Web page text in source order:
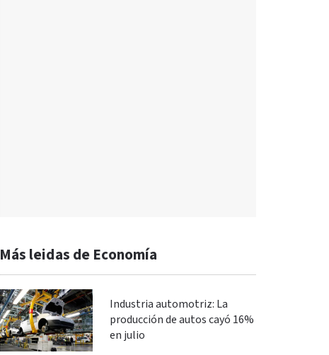
Más leidas de Economía
Industria automotriz: La
producción de autos cayó 16%
en julio